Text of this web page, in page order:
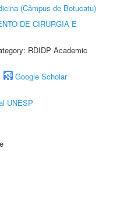
(Câmpus de Botucatu)
DE CIRURGIA E
RDIDP Academic
Google Scholar
UNESP